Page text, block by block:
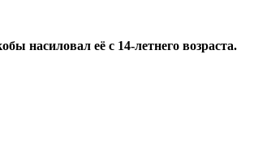
насиловал её с 14-летнего возраста.